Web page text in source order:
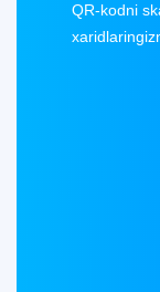
QR-kodni